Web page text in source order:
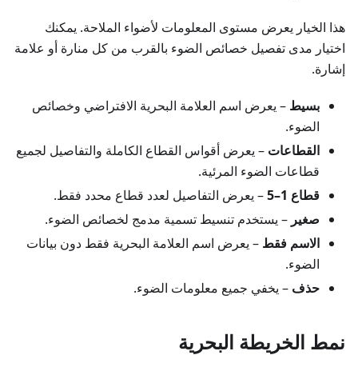
هذا الخيار يعرض مستوى المعلومات لأضواء الملاحة. يمكنك
اختيار مدى تفصيل خصائص الضوء بالقرب من كل منارة أو علامة
إشارة.
بسيط – يعرض اسم العلامة البحرية الافتراضي وخصائص
الضوء.
القطاعات – يعرض أقواس القطاع الكاملة والتفاصيل لجميع
قطاعات الضوء المرئية.
قطاع 1–5
– يعرض التفاصيل لعدد قطاع محدد فقط.
صغير – يستخدم تنسيط تسمية مدمج لخصائص الضوء.
الاسم فقط – يعرض اسم العلامة البحرية فقط دون بيانات
الضوء.
حذف – يخفي جميع معلومات الضوء.
نمط الخريطة البحرية